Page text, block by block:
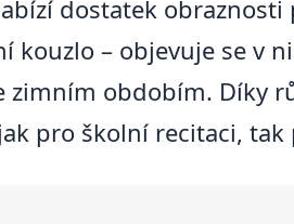
dostatek
kouzlo – objevuje se v
zimním obdobím. Díky
pro školní recitaci,